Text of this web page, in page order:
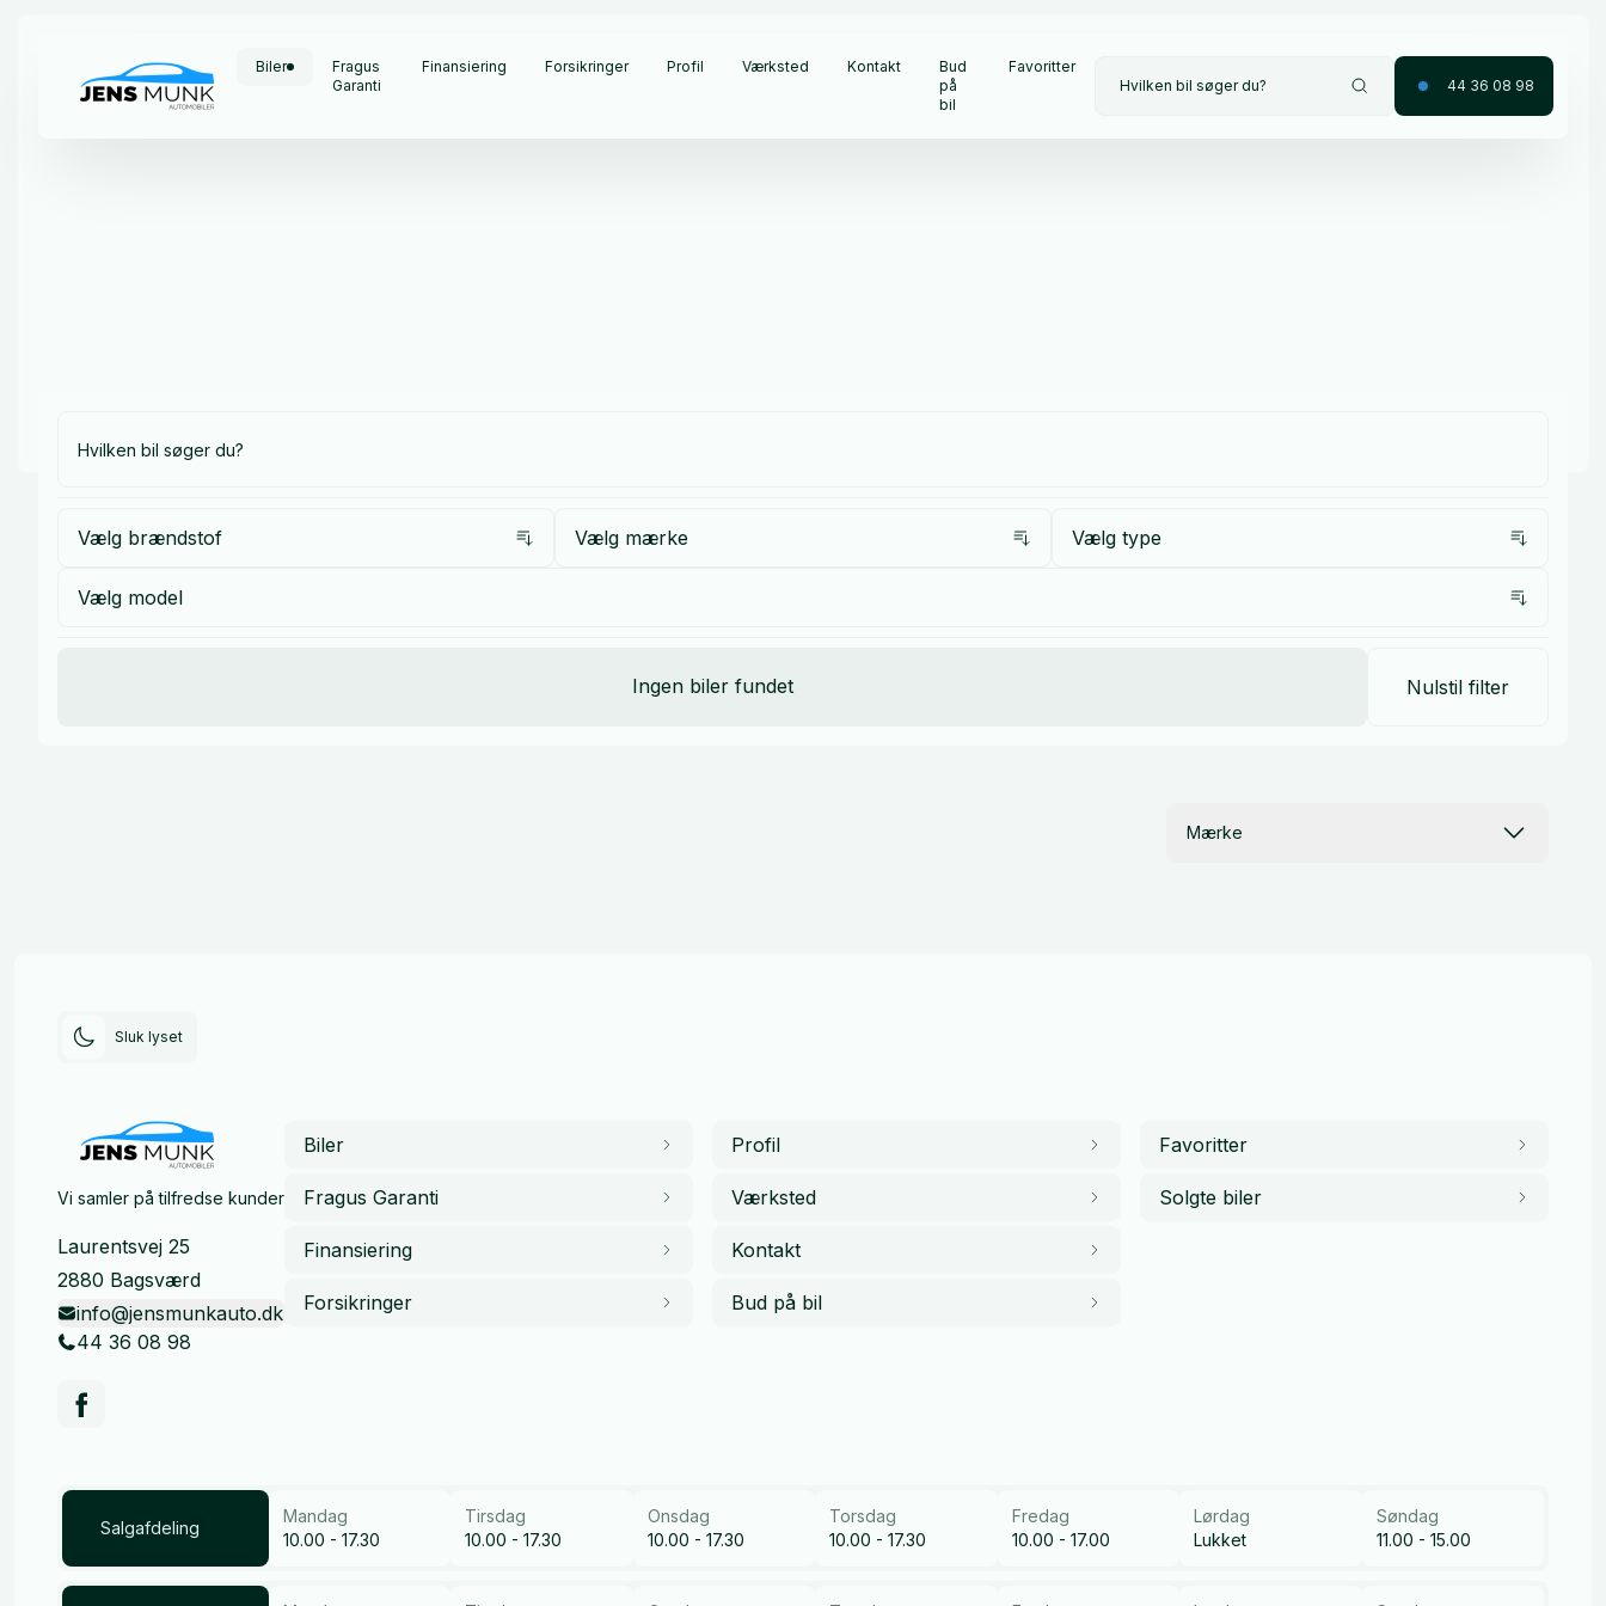
Biler
Fragus
Garanti
Finansiering Forsikringer Profil Værksted Kontakt
Bud
på
bil
Favoritter
Hvilken bil søger du?
44 36 08 98
Vælg brændstof Vælg mærke Vælg type
Vælg model
Ingen biler fundet Nulstil filter
Mærke
Sluk lyset
Vi samler på tilfredse kunder
Laurentsvej 25
2880 Bagsværd
info@jensmunkauto.dk
44 36 08 98
Biler
Fragus Garanti
Finansiering
Forsikringer
Profil
Værksted
Kontakt
Bud på bil
Favoritter
Solgte biler
Salgafdeling
Mandag
10.00 - 17.30
Tirsdag
10.00 - 17.30
Onsdag
10.00 - 17.30
Torsdag
10.00 - 17.30
Fredag
10.00 - 17.00
Lørdag
Lukket
Søndag
11.00 - 15.00